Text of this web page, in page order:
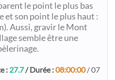
le point le plus bas
et son point le plus haut :
Aussi, gravir le Mont
semble être une
: 27.7/ Durée :08:00:00/ 07